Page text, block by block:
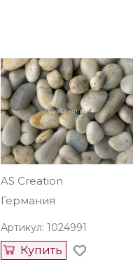
AS Creation
Германия
Артикул: 1024991
Купить